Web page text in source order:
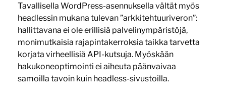
Tavallisella WordPress-asennuksella vältät myös
headlessin mukana tulevan ”arkkitehtuuriveron”:
hallittavana ei ole erillisiä palvelinympäristöjä,
monimutkaisia rajapintakerroksia taikka tarvetta
korjata virheellisiä API-kutsuja. Myöskään
hakukoneoptimointi ei aiheuta päänvaivaa
samoilla tavoin kuin headless-sivustoilla.